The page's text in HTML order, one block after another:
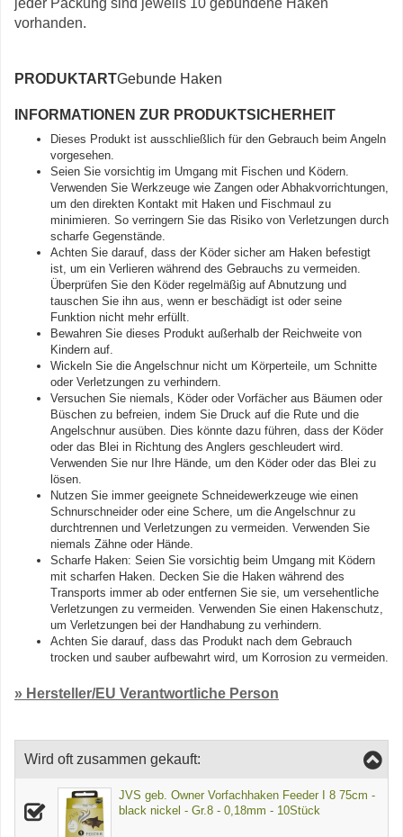
jeder Packung sind jeweils 10 gebundene Haken
vorhanden.
PRODUKTARTGebunde Haken
INFORMATIONEN ZUR PRODUKTSICHERHEIT
Dieses Produkt ist ausschließlich für den Gebrauch beim Angeln
vorgesehen.
Seien Sie vorsichtig im Umgang mit Fischen und Ködern.
Verwenden Sie Werkzeuge wie Zangen oder Abhakvorrichtungen,
um den direkten Kontakt mit Haken und Fischmaul zu
minimieren. So verringern Sie das Risiko von Verletzungen durch
scharfe Gegenstände.
Achten Sie darauf, dass der Köder sicher am Haken befestigt
ist, um ein Verlieren während des Gebrauchs zu vermeiden.
Überprüfen Sie den Köder regelmäßig auf Abnutzung und
tauschen Sie ihn aus, wenn er beschädigt ist oder seine
Funktion nicht mehr erfüllt.
Bewahren Sie dieses Produkt außerhalb der Reichweite von
Kindern auf.
Wickeln Sie die Angelschnur nicht um Körperteile, um Schnitte
oder Verletzungen zu verhindern.
Versuchen Sie niemals, Köder oder Vorfächer aus Bäumen oder
Büschen zu befreien, indem Sie Druck auf die Rute und die
Angelschnur ausüben. Dies könnte dazu führen, dass der Köder
oder das Blei in Richtung des Anglers geschleudert wird.
Verwenden Sie nur Ihre Hände, um den Köder oder das Blei zu
lösen.
Nutzen Sie immer geeignete Schneidewerkzeuge wie einen
Schnurschneider oder eine Schere, um die Angelschnur zu
durchtrennen und Verletzungen zu vermeiden. Verwenden Sie
niemals Zähne oder Hände.
Scharfe Haken: Seien Sie vorsichtig beim Umgang mit Ködern
mit scharfen Haken. Decken Sie die Haken während des
Transports immer ab oder entfernen Sie sie, um versehentliche
Verletzungen zu vermeiden. Verwenden Sie einen Hakenschutz,
um Verletzungen bei der Handhabung zu verhindern.
Achten Sie darauf, dass das Produkt nach dem Gebrauch
trocken und sauber aufbewahrt wird, um Korrosion zu vermeiden.
» Hersteller/EU Verantwortliche Person
Wird oft zusammen gekauft:
JVS geb. Owner Vorfachhaken Feeder I 8 75cm -
black nickel - Gr.8 - 0,18mm - 10Stück